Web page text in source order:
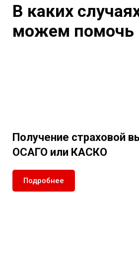
В каких
можем помочь
Получение страховой
ОСАГО или КАСКО
Подробнее